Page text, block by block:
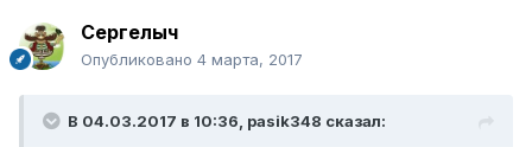
Сергелыч
Опубликовано 4 марта, 2017
В 04.03.2017 в 10:36, pasik348 сказал: